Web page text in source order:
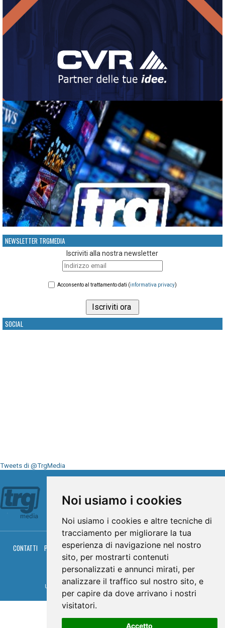
Noi usiamo i cookies
Noi usiamo i cookies e altre tecniche di
tracciamento per migliorare la tua
esperienza di navigazione nel nostro
sito, per mostrarti contenuti
personalizzati e annunci mirati, per
analizzare il traffico sul nostro sito, e
per capire da dove arrivano i nostri
visitatori.
Accetto
NEWSLETTER TRGMEDIA
Iscriviti alla nostra newsletter
Acconsento al trattamento dati (informativa privacy)
SOCIAL
Tweets di @TrgMedia
CONTATTI PRIVACY COOKIES PALINSESTO DIRETTA TV
DIRETTA RADIO
RGM HITRADIO
© TRG Media 2005-2026
Umbria Televisioni s.r.l. - P.I.00496230541 - www.trgmedia.it - Powered by